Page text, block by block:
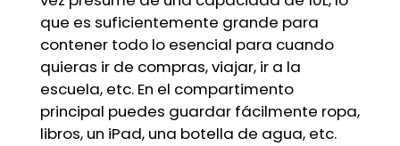
que es suficientemente grande para
contener todo lo esencial para cuando
quieras ir de compras, viajar, ir a la
escuela, etc. En el compartimento
principal puedes guardar fácilmente ropa,
libros, un iPad, una botella de agua, etc.